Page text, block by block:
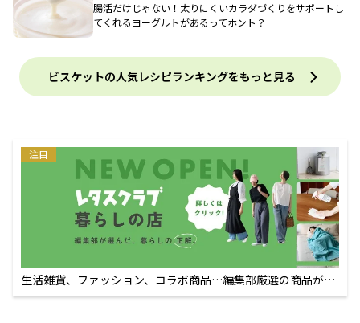
腸活だけじゃない！太りにくいカラダづくりをサポートし
てくれるヨーグルトがあるってホント？
ビスケットの人気レシピランキングをもっと見る
注目
生活雑貨、ファッション、コラボ商品…編集部厳選の商品が買
えるECサイト